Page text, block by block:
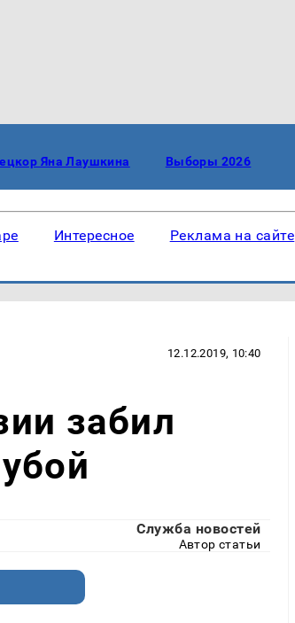
Яна Лаушкина Выборы 2026
Интересное Реклама на сайте
12.12.2019, 10:40
забил
Служба новостей
Автор статьи